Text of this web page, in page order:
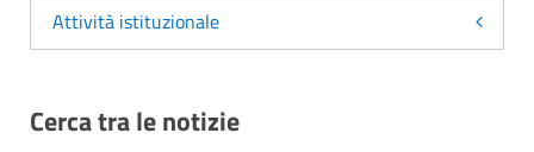
Attività istituzionale
Cerca tra le notizie